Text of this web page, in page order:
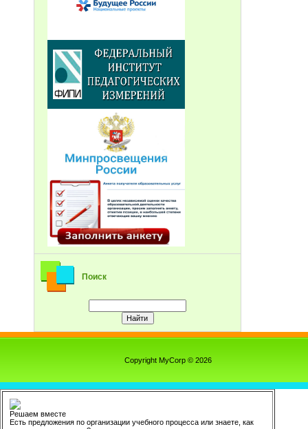
Поиск
Copyright MyCorp © 2026
Решаем вместе
Есть предложения по организации учебного процесса или знаете, как